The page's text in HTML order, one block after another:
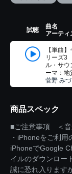
試聴
曲名
アーティ
【単曲
リーズ3
ル・サウ
ーマ：地
菅野 みづ
商品スペック
■ご注意事項 ＜音
・iPhoneをご利用
iPhoneでGoogle
イルのダウンロー
誠に恐れ入ります